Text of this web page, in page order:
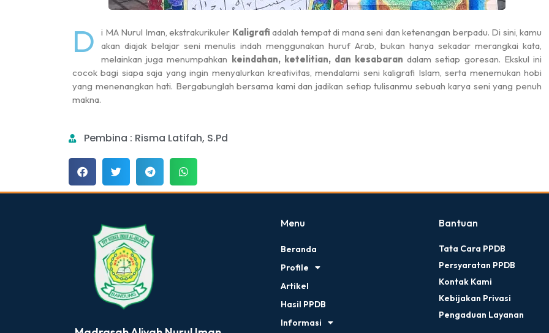
D i MA Nurul Iman, ekstrakurikuler Kaligrafi adalah tempat di mana seni dan ketenangan berpadu. Di sini, kamu
akan diajak belajar seni menulis indah menggunakan huruf Arab, bukan hanya sekadar merangkai kata,
melainkan juga menumpahkan keindahan, ketelitian, dan kesabaran dalam setiap goresan. Ekskul ini
cocok bagi siapa saja yang ingin menyalurkan kreativitas, mendalami seni kaligrafi Islam, serta menemukan hobi
yang menenangkan hati. Bergabunglah bersama kami dan jadikan setiap tulisanmu sebuah karya seni yang penuh
makna.
Pembina : Risma Latifah, S.Pd
Bimbingan
Menu
Beranda
Profile
Artikel
Hasil PPDB
Informasi
Bantuan
Tata Cara PPDB
Persyaratan PPDB
Kontak Kami
Kebijakan Privasi
Pengaduan Layanan